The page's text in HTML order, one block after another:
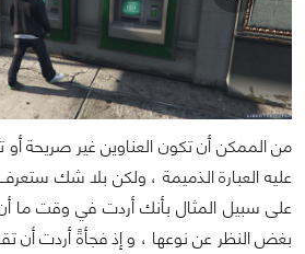
من الممكن أن تكون العناوين غير صريحة
عليه العبارة الذميمة ، ولكن بلا شك
على سبيل المثال بأنك أردت في وقت ما
بغض النظر عن نوعها ، و إذ فجأةً أردت أن